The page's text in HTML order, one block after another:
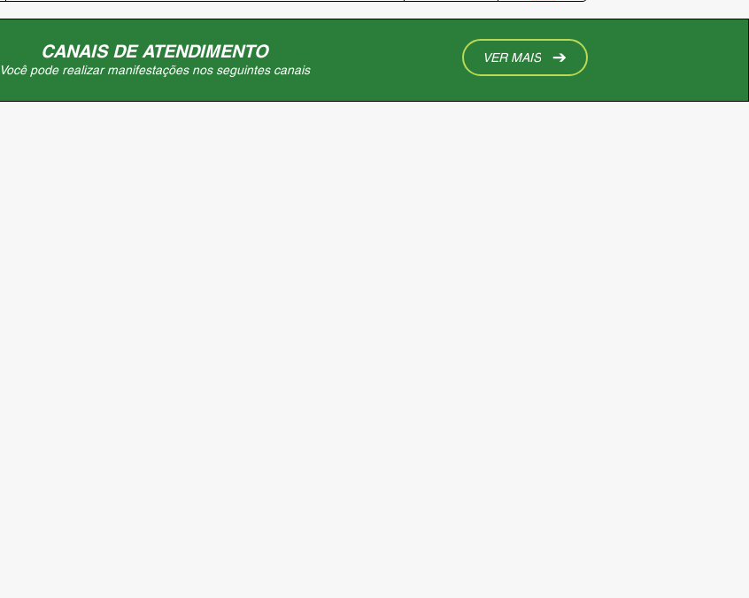
CANAIS DE ATENDIMENTO
Você pode realizar manifestações nos seguintes canais
VER MAIS